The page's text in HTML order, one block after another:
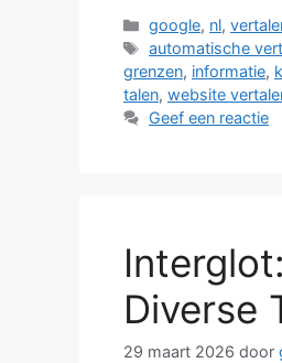
Categorieën
google, nl,
Tags
automatische
grenzen, informatie,
talen, website
Geef een reactie
Diverse
29 maart 2026 door